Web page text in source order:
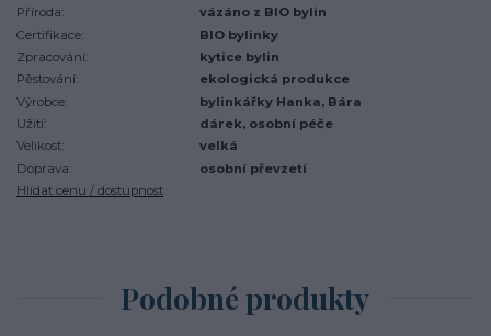
Příroda:
vázáno z BIO bylin
Certifikace:
BIO bylinky
Zpracování:
kytice bylin
Pěstování:
ekologická produkce
Výrobce:
bylinkářky Hanka, Bára
Užití:
dárek, osobní péče
Velikost:
velká
Doprava:
osobní převzetí
Hlídat cenu / dostupnost
Podobné produkty